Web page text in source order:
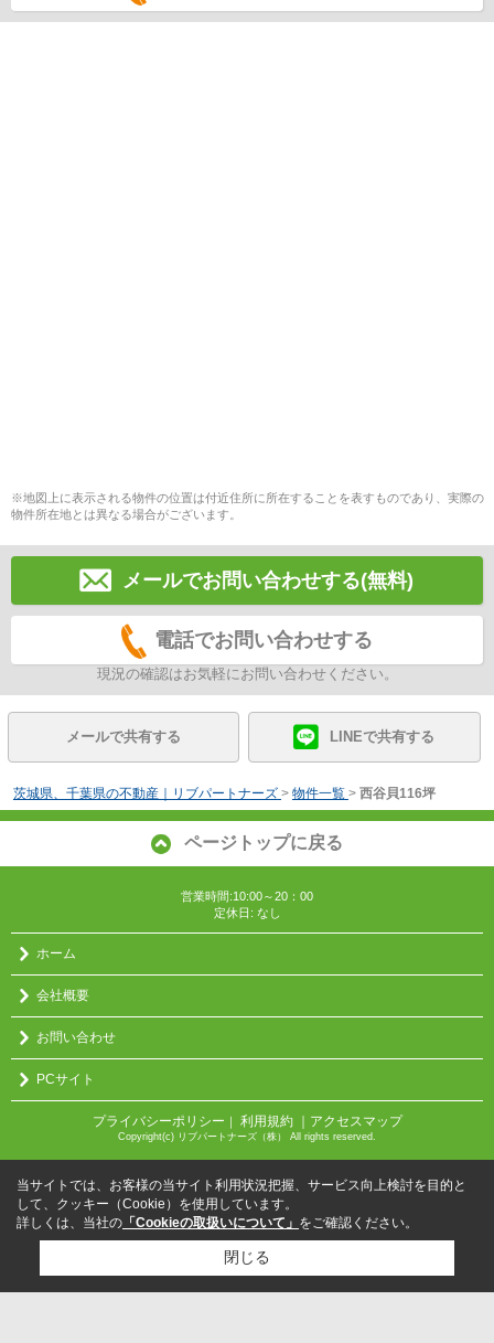
※地図上に表示される物件の位置は付近住所に所在することを表すものであり、実際の
物件所在地とは異なる場合がございます。
メールでお問い合わせする(無料)
電話でお問い合わせする
現況の確認はお気軽にお問い合わせください。
メールで共有する LINEで共有する
茨城県、千葉県の不動産｜リブパートナーズ > 物件一覧 > 西谷貝116坪
ページトップに戻る
営業時間:10:00～20：00
定休日: なし
ホーム
会社概要
お問い合わせ
PCサイト
プライバシーポリシー 利用規約 ｜アクセスマップ
Copyright(c) リブパートナーズ（株） All rights reserved.
当サイトでは、お客様の当サイト利用状況把握、サービス向上検討を目的と
して、クッキー（Cookie）を使用しています。
詳しくは、当社の 「Cookieの取扱いについて」 をご確認ください。
閉じる